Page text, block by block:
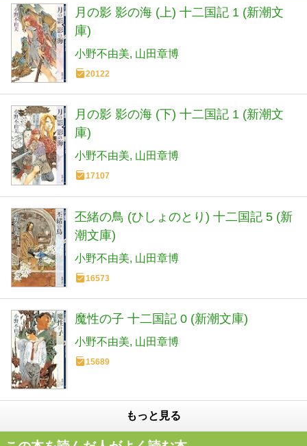
月の影 影の海 (上) 十二国記 1 (新潮文
庫)
小野不由美 山田章博
20122
月の影 影の海 (下) 十二国記 1 (新潮文
庫)
小野不由美 山田章博
17107
丕緒の鳥 (ひしょのとり) 十二国記 5 (新
潮文庫)
小野不由美 山田章博
16573
魔性の子 十二国記 0 (新潮文庫)
小野不由美 山田章博
15689
もっと見る